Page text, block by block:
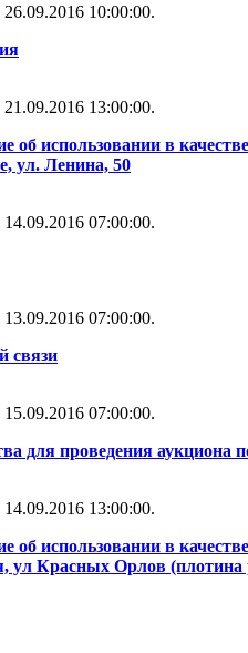
10:00:00.
13:00:00.
об использовании в
ул. Ленина, 50
07:00:00.
07:00:00.
связи
07:00:00.
для проведения аукциона
13:00:00.
об использовании в
ул Красных Орлов